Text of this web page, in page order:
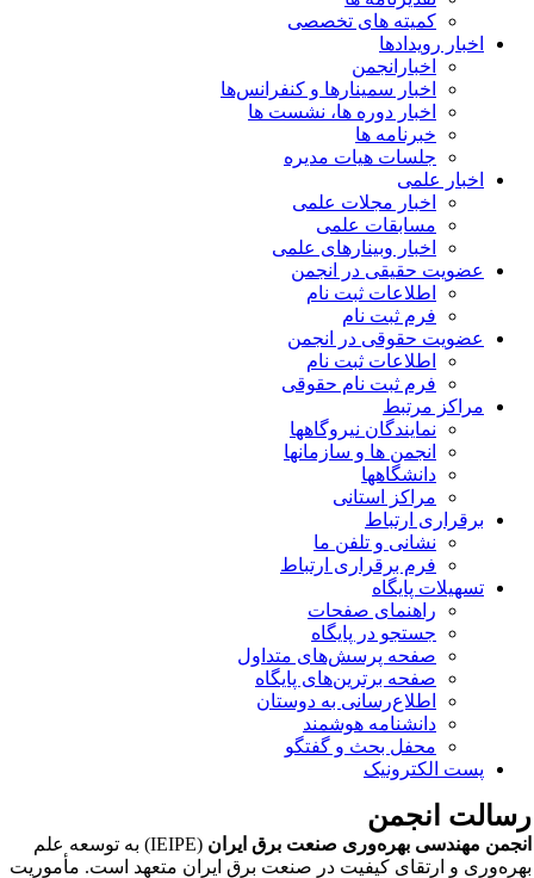
کمیته های تخصصی
اخبار رویدادها
اخبارانجمن
اخبار سمینارها و کنفرانس‌ها
اخبار دوره ها، نشست ها
خبرنامه ها
جلسات هیات مدیره
اخبار علمی
اخبار مجلات علمی
مسابقات علمی
اخبار وبینارهای علمی
عضویت حقیقی در انجمن
اطلاعات ثبت نام
فرم ثبت نام
عضویت حقوقی در انجمن
اطلاعات ثبت نام
فرم ثبت نام حقوقی
مراکز مرتبط
نمایندگان نیروگاهها
انجمن ها و سازمانها
دانشگاهها
مراکز استانی
برقراری ارتباط
نشانی و تلفن ما
فرم برقراری ارتباط
تسهیلات پایگاه
راهنمای صفحات
جستجو در پایگاه
صفحه پرسش‌های متداول
صفحه برترین‌های پایگاه
اطلاع‌رسانی به دوستان
دانشنامه هوشمند
محفل بحث و گفتگو
پست الکترونیک
انجمن
مهندسی بهره‌وری صنعت برق ایران
(IEIPE) به توسعه علم
و ارتقای کیفیت در صنعت برق ایران متعهد است. مأموریت